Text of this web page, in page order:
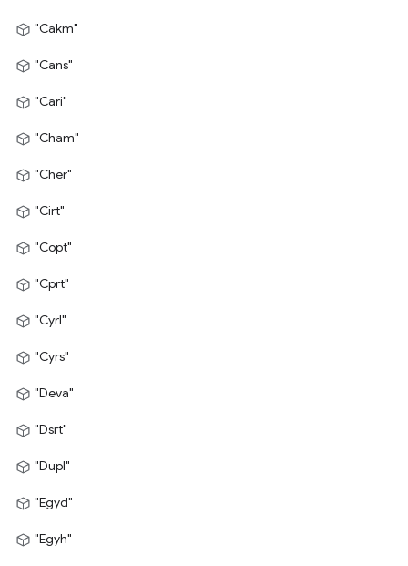
"Cakm"
"Cans"
"Cari"
"Cham"
"Cher"
"Cirt"
"Copt"
"Cprt"
"Cyrl"
"Cyrs"
"Deva"
"Dsrt"
"Dupl"
"Egyd"
"Egyh"